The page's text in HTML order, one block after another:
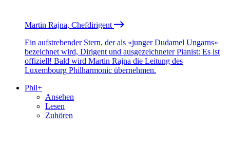
Martin Rajna, Chefdirigent
Ein aufstrebender Stern, der als «junger Dudamel Ungarns»
bezeichnet wird, Dirigent und ausgezeichneter Pianist: Es ist
offiziell! Bald wird Martin Rajna die Leitung des
Luxembourg Philharmonic übernehmen.
Phil+
Ansehen
Lesen
Zuhören